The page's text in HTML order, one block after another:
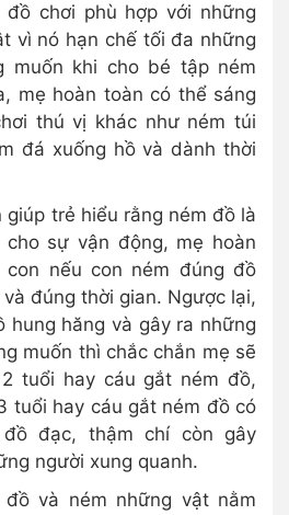
đồ chơi phù hợp với những
vì nó hạn chế tối đa những
muốn khi cho bé tập ném
mẹ hoàn toàn có thể sáng
thú vị khác như ném túi
đá xuống hồ và dành thời
trẻ hiểu rằng ném đồ là
sự vận động, mẹ hoàn
con nếu con ném đúng đồ
đúng thời gian. Ngược lại,
hung hăng và gây ra những
muốn thì chắc chắn mẹ sẽ
tuổi hay cáu gắt ném đồ,
tuổi hay cáu gắt ném đồ có
đạc, thậm chí còn gây
người xung quanh.
và ném những vật nằm